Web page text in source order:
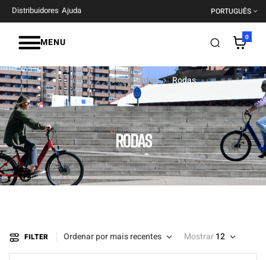
Distribuidores Ajuda PORTUGUÊS
MENU 0
RODAS
Início Componentes Rodas
FILTER Ordenar por mais recentes Mostrar12